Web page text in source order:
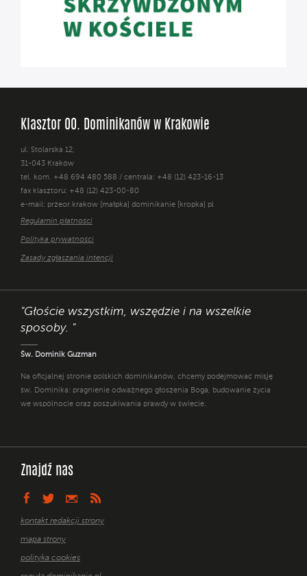
Klasztor OO. Dominikanów w Krakowie
ul. Stolarska 12,
31-043 Kraków
tel. kom. +48 694 480 588 / centrala: +48 (12) 423-16-13
fax klasztoru: +48 (12) 423-00-80
e-mail: przeor.krakow [małpka] dominikanie [kropka] pl
Regulamin płatności
Polityka prywatności
Zasady zgłaszania intencji
"Głoście wszystkim, wszędzie i na wszelkie
sposoby. "
Św. Dominik Guzman
Na oficjalnej stronie polskich dominikanów, chcemy podejmować misję
św. Dominika: pragnienie odważnego głoszenia Boga, budowanie życia
we wspólnocie oraz poszukiwania prawdy w świecie.
Znajdź nas
kontakt redakcji strony
mapa strony
polityka cookies